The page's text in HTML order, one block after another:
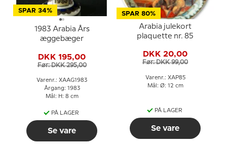
SPAR 34%
1983 Arabia Års
æggebæger
DKK 195,00
Før: DKK 295,00
Varenr.: XAAG1983
Årgang: 1983
Mål: H: 8 cm
PÅ LAGER
Se vare
SPAR 80%
Arabia julekort
plaquette nr. 85
DKK 20,00
Før: DKK 99,00
Varenr.: XAP85
Mål: Ø: 12 cm
PÅ LAGER
Se vare